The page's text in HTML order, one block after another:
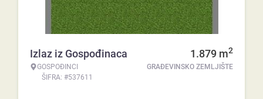
Izlaz iz Gospođinaca
GOSPOĐINCI
ŠIFRA: #537611
1.879 m2
GRAĐEVINSKO ZEMLJIŠTE